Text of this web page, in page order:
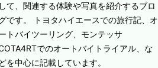
して、関連する体験や写真を紹介するブロ
です。 トヨタハイエースでの旅行記、オ
トバイツーリング、モンテッサ
でのオートバイトライアル、な
どを中心に記載しています。